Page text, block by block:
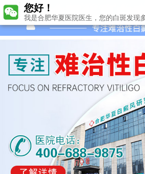
您好！
我是合肥华夏医院医生，您的白斑发现